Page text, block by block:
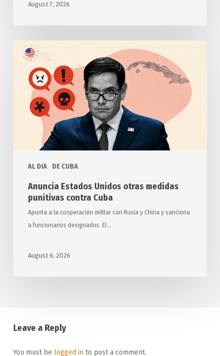
August 7, 2026
AL DIA DE CUBA
Anuncia
Estados
Unidos
medidas
punitivas
Anuncia Estados Unidos otras medidas
punitivas contra Cuba
Apunta a la cooperación militar con Rusia y China y sanciona
a funcionarios designados. El…
August 6, 2026
Leave a Reply
You must be logged into post a comment.